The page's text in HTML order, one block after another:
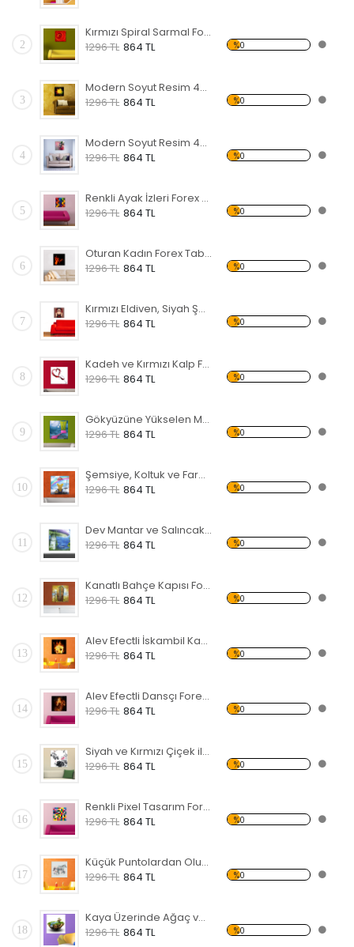
2
Kırmızı Spiral Sarmal Forex Tablo
1296 TL 864 TL %0
3
Modern Soyut Resim 48 Forex Tablo
1296 TL 864 TL %0
4
Modern Soyut Resim 47 Forex Tablo
1296 TL 864 TL %0
5
Renkli Ayak İzleri Forex Tablo
1296 TL 864 TL %0
6
Oturan Kadın Forex Tablo
1296 TL 864 TL %0
7
Kırmızı Eldiven, Siyah Şapkalı Kadın Forex Tablo
1296 TL 864 TL %0
8
Kadeh ve Kırmızı Kalp Forex Tablo
1296 TL 864 TL %0
9
Gökyüzüne Yükselen Merdiven ve Kapı Forex Tablo
1296 TL 864 TL %0
10
Şemsiye, Koltuk ve Fareler Forex Tablo
1296 TL 864 TL %0
11
Dev Mantar ve Salıncak Forex Tablo
1296 TL 864 TL %0
12
Kanatlı Bahçe Kapısı Forex Tablo
1296 TL 864 TL %0
13
Alev Efectli İskambil Kağıtları Forex Tablo
1296 TL 864 TL %0
14
Alev Efectli Dansçı Forex Tablo
1296 TL 864 TL %0
15
Siyah ve Kırmızı Çiçek ile Kuş Forex Tablo
1296 TL 864 TL %0
16
Renkli Pixel Tasarım Forex Tablo
1296 TL 864 TL %0
17
Küçük Puntolardan Oluşmuş At Forex Tablo
1296 TL 864 TL %0
18
Kaya Üzerinde Ağaç ve Irmak Forex Tablo
1296 TL 864 TL %0